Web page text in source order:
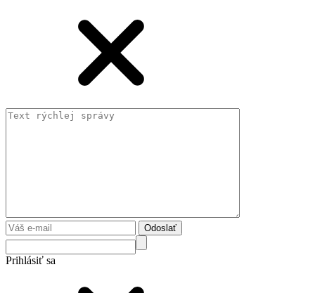
Odoslať
Prihlásiť sa